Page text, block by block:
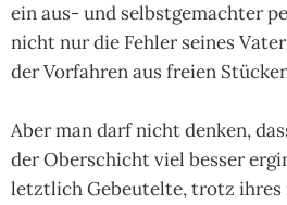
ein aus- und selbstgemachter
nicht nur die Fehler seines
der Vorfahren aus freien
Aber man darf nicht denken,
der Oberschicht viel besser
letztlich Gebeutelte, trotz ihres